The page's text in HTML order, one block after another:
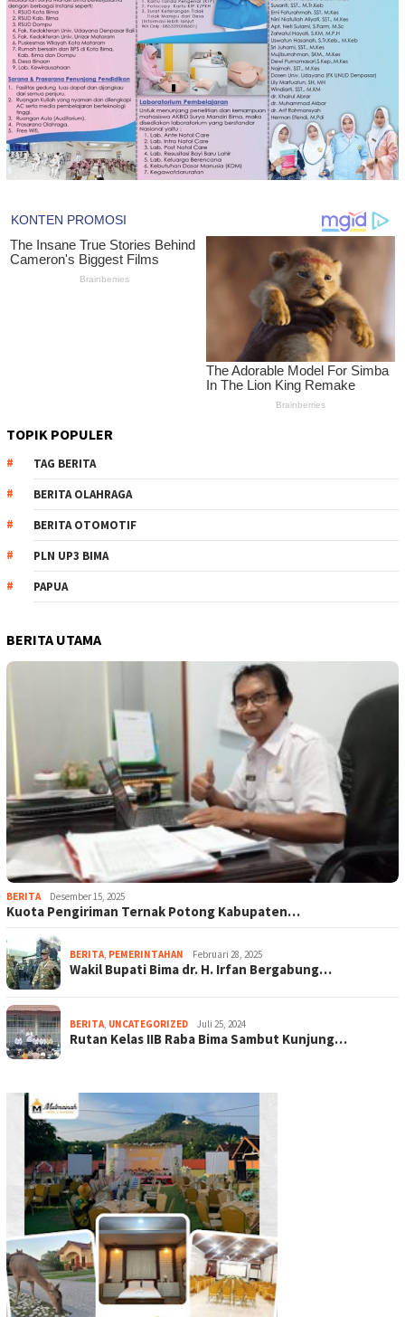
TOPIK POPULER
TAG BERITA
BERITA OLAHRAGA
BERITA OTOMOTIF
PLN UP3 BIMA
PAPUA
BERITA UTAMA
BERITA Desember 15, 2025
Kuota Pengiriman Ternak Potong Kabupaten…
BERITA, PEMERINTAHAN Februari 28, 2025
Wakil Bupati Bima dr. H. Irfan Bergabung…
BERITA, UNCATEGORIZED Juli 25, 2024
Rutan Kelas IIB Raba Bima Sambut Kunjung…